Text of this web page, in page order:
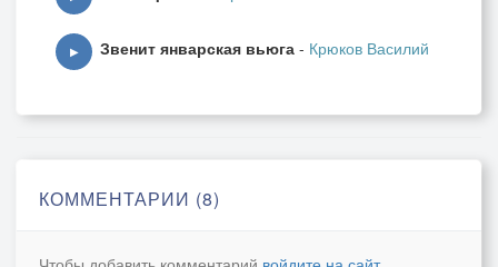
▶ Звенит январская вьюга - Крюков Василий
КОММЕНТАРИИ (8)